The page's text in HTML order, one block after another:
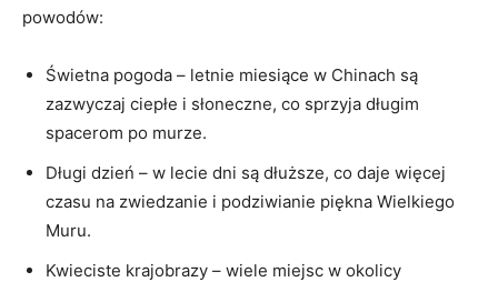
powodów:
Świetna ​pogoda – ‌letnie miesiące w ‍Chinach są
zazwyczaj ciepłe i słoneczne, co sprzyja długim
spacerom po murze.
Długi dzień – w lecie dni są dłuższe, co daje więcej
czasu na zwiedzanie i podziwianie⁢ piękna Wielkiego
Muru.
Kwieciste krajobrazy – ⁤wiele miejsc‍ w okolicy